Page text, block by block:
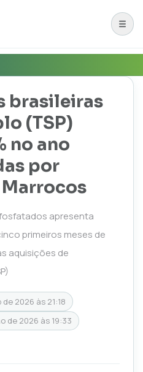
brasileiras
(TSP)
no ano
por
apresenta
primeiros meses de
aquisições de
2026 às 21:18
de 2026 às 19:33